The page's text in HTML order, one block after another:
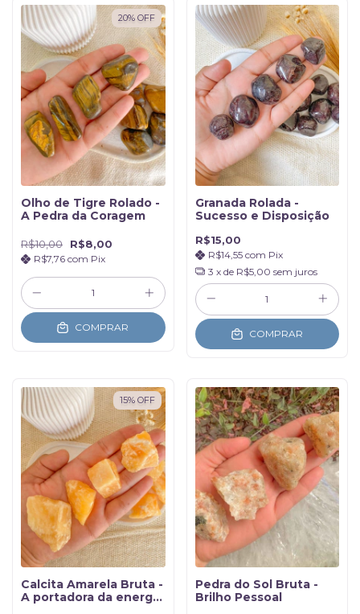
20% OFF
Olho de Tigre Rolado -
A Pedra da Coragem
R$10,00 R$8,00
R$7,76 com Pix
COMPRAR
Granada Rolada -
Sucesso e Disposição
R$15,00
R$14,55 com Pix
3 x de R$5,00 sem juros
COMPRAR
15% OFF
Calcita Amarela Bruta -
A portadora da energia
Pedra do Sol Bruta -
Brilho Pessoal